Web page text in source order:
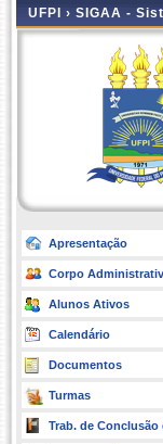
UFPI › SIGAA -
Apresentação
Corpo
Alunos Ativos
Calendário
Documentos
Turmas
Trab. de Conclusão